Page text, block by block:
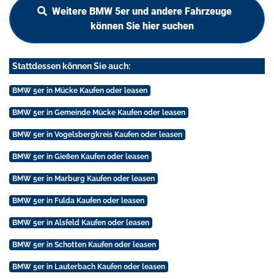
Weitere BMW 5er und andere Fahrzeuge
können Sie hier suchen
Stattdessen können Sie auch:
BMW 5er in Mücke Kaufen oder leasen
BMW 5er in Gemeinde Mücke Kaufen oder leasen
BMW 5er in Vogelsbergkreis Kaufen oder leasen
BMW 5er in Gießen Kaufen oder leasen
BMW 5er in Marburg Kaufen oder leasen
BMW 5er in Fulda Kaufen oder leasen
BMW 5er in Alsfeld Kaufen oder leasen
BMW 5er in Schotten Kaufen oder leasen
BMW 5er in Lauterbach Kaufen oder leasen